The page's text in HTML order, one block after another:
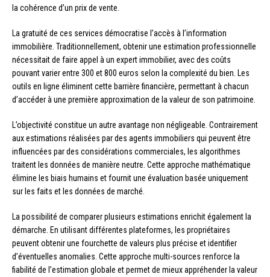
la cohérence d’un prix de vente.
La gratuité de ces services démocratise l’accès à l’information
immobilière. Traditionnellement, obtenir une estimation professionnelle
nécessitait de faire appel à un expert immobilier, avec des coûts
pouvant varier entre 300 et 800 euros selon la complexité du bien. Les
outils en ligne éliminent cette barrière financière, permettant à chacun
d’accéder à une première approximation de la valeur de son patrimoine.
L’objectivité constitue un autre avantage non négligeable. Contrairement
aux estimations réalisées par des agents immobiliers qui peuvent être
influencées par des considérations commerciales, les algorithmes
traitent les données de manière neutre. Cette approche mathématique
élimine les biais humains et fournit une évaluation basée uniquement
sur les faits et les données de marché.
La possibilité de comparer plusieurs estimations enrichit également la
démarche. En utilisant différentes plateformes, les propriétaires
peuvent obtenir une fourchette de valeurs plus précise et identifier
d’éventuelles anomalies. Cette approche multi-sources renforce la
fiabilité de l’estimation globale et permet de mieux appréhender la valeur